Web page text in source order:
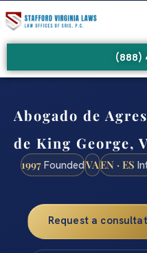
(888)
Abogado de
de King George,
1997 FoundedVAEN · ES
Request a